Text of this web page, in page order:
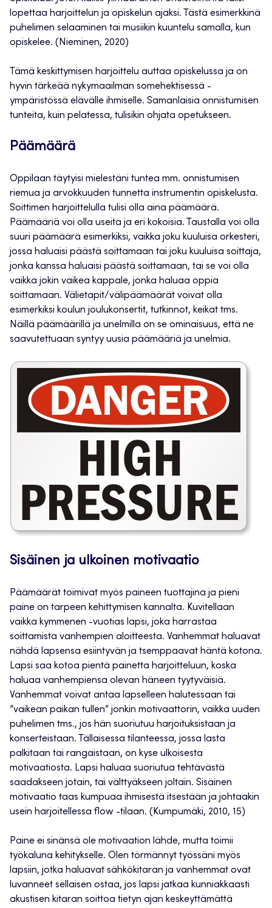
lopettaa harjoittelun ja opiskelun ajaksi. Tästä esimerkkinä
puhelimen selaaminen tai musiikin kuuntelu samalla, kun
opiskelee. (Nieminen, 2020)
Tämä keskittymisen harjoittelu auttaa opiskelussa ja on
hyvin tärkeää nykymaailman somehektisessä -
ympäristössä elävälle ihmiselle. Samanlaisia onnistumisen
tunteita, kuin pelatessa, tulisikin ohjata opetukseen.
Päämäärä
Oppilaan täytyisi mielestäni tuntea mm. onnistumisen
riemua ja arvokkuuden tunnetta instrumentin opiskelusta.
Soittimen harjoittelulla tulisi olla aina päämäärä.
Päämääriä voi olla useita ja eri kokoisia. Taustalla voi olla
suuri päämäärä esimerkiksi, vaikka joku kuuluisa orkesteri,
jossa haluaisi päästä soittamaan tai joku kuuluisa soittaja,
jonka kanssa haluaisi päästä soittamaan, tai se voi olla
vaikka jokin vaikea kappale, jonka haluaa oppia
soittamaan. Välietapit/välipäämäärät voivat olla
esimerkiksi koulun joulukonsertit, tutkinnot, keikat tms.
Näillä päämäärillä ja unelmilla on se ominaisuus, että ne
saavutettuaan syntyy uusia päämääriä ja unelmia.
Sisäinen ja ulkoinen motivaatio
Päämäärät toimivat myös paineen tuottajina ja pieni
paine on tarpeen kehittymisen kannalta. Kuvitellaan
vaikka kymmenen -vuotias lapsi, joka harrastaa
soittamista vanhempien aloitteesta. Vanhemmat haluavat
nähdä lapsensa esiintyvän ja tsemppaavat häntä kotona.
Lapsi saa kotoa pientä painetta harjoitteluun, koska
haluaa vanhempiensa olevan häneen tyytyväisiä.
Vanhemmat voivat antaa lapselleen halutessaan tai
”vaikean paikan tullen” jonkin motivaattorin, vaikka uuden
puhelimen tms., jos hän suoriutuu harjoituksistaan ja
konserteistaan. Tällaisessa tilanteessa, jossa lasta
palkitaan tai rangaistaan, on kyse ulkoisesta
motivaatiosta. Lapsi haluaa suoriutua tehtävästä
saadakseen jotain, tai välttyäkseen joltain. Sisäinen
motivaatio taas kumpuaa ihmisestä itsestään ja johtaakin
usein harjoitellessa flow -tilaan. (Kumpumäki, 2010, 15)
Paine ei sinänsä ole motivaation lähde, mutta toimii
työkaluna kehitykselle. Olen törmännyt työssäni myös
lapsiin, jotka haluavat sähkökitaran ja vanhemmat ovat
luvanneet sellaisen ostaa, jos lapsi jatkaa kunniakkaasti
akustisen kitaran soittoa tietyn ajan keskeyttämättä